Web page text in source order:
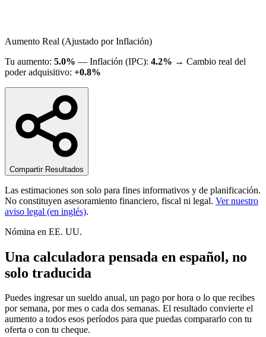
Aumento Real (Ajustado por Inflación)
Tu aumento: 5.0% — Inflación (IPC): 4.2% → Cambio real del
poder adquisitivo: +0.8%
Compartir Resultados
Las estimaciones son solo para fines informativos y de planificación.
No constituyen asesoramiento financiero, fiscal ni legal. Ver nuestro
aviso legal (en inglés).
Nómina en EE. UU.
Una calculadora pensada en español, no
solo traducida
Puedes ingresar un sueldo anual, un pago por hora o lo que recibes
por semana, por mes o cada dos semanas. El resultado convierte el
aumento a todos esos períodos para que puedas compararlo con tu
oferta o con tu cheque.